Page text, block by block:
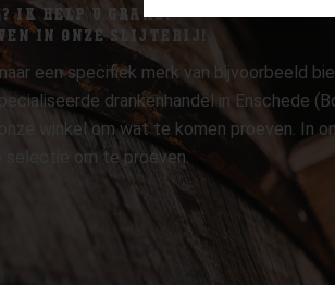
IK HELP U GRAAG.
IN ONZE SLIJTERIJ!
een specifiek merk van bijvoorbeeld
drankenhandel in Enschede
winkel om wat te komen proeven. In
selectie om te proeven.